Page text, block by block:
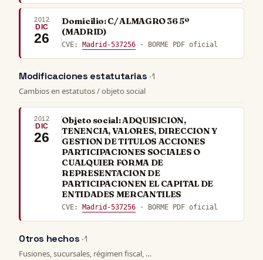
2012
DIC
26
Domicilio: C/ ALMAGRO 36 5º
(MADRID)
CVE: Madrid-537256 · BORME PDF oficial
Modificaciones estatutarias · 1
Cambios en estatutos / objeto social
2012
DIC
26
Objeto social: ADQUISICION,
TENENCIA, VALORES, DIRECCION Y
GESTION DE TITULOS ACCIONES
PARTICIPACIONES SOCIALES O
CUALQUIER FORMA DE
REPRESENTACION DE
PARTICIPACIONEN EL CAPITAL DE
ENTIDADES MERCANTILES
CVE: Madrid-537256 · BORME PDF oficial
Otros hechos · 1
Fusiones, sucursales, régimen fiscal, …